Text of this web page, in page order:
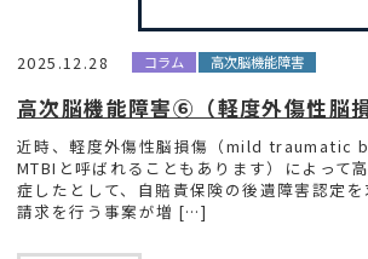
2025.12.28 コラム 高次脳機能障害
高次脳機能障害⑥（軽度外傷性脳
近時、軽度外傷性脳損傷（mild traumatic
MTBIと呼ばれることもあります）によって
症したとして、自賠責保険の後遺障害認定
請求を行う事案が増 […]